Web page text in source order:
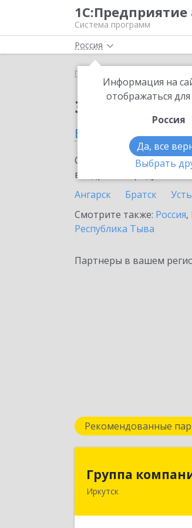
1С:Предприятие
Система программ
Россия
Информация на
отображаться
Россия
Да, все
Выбрать
Главная
Заказать 1С-
в Иркутске
Ознакомьтесь с
внедрение продукта.
Ангарск
Братск
Смотрите также: Россия,
Республика Тыва
Партнеры в вашем
Рекомендованные
Группа
Иркутск
Группа
664007,